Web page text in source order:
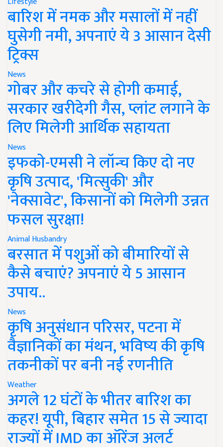
बारिश में नमक और मसालों में नहीं
घुसेगी नमी, अपनाएं ये 3 आसान देसी
ट्रिक्स
News
गोबर और कचरे से होगी कमाई,
सरकार खरीदेगी गैस, प्लांट लगाने के
लिए मिलेगी आर्थिक सहायता
News
इफको-एमसी ने लॉन्च किए दो नए
कृषि उत्पाद, 'मित्सुकी' और
'नेक्सावेट', किसानों को मिलेगी उन्नत
फसल सुरक्षा!
Animal Husbandry
बरसात में पशुओं को बीमारियों से
कैसे बचाएं? अपनाएं ये 5 आसान
उपाय..
News
कृषि अनुसंधान परिसर, पटना में
वैज्ञानिकों का मंथन, भविष्य की कृषि
तकनीकों पर बनी नई रणनीति
Weather
अगले 12 घंटों के भीतर बारिश का
कहर! यूपी, बिहार समेत 15 से ज्यादा
राज्यों में IMD का ऑरेंज अलर्ट